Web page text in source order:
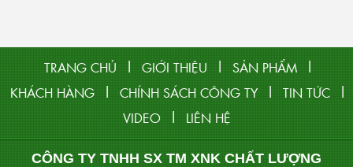
TRANG CHỦ | GIỚI THIỆU | SẢN PHẨM |
KHÁCH HÀNG | CHÍNH SÁCH CÔNG TY | TIN TỨC |
VIDEO | LIÊN HỆ
CÔNG TY TNHH SX TM XNK CHẤT LƯỢNG